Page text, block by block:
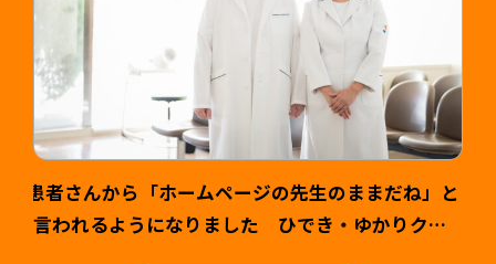
患者さんから「ホームページの先生のままだね」と
言われるようになりました ひでき・ゆかりクリ